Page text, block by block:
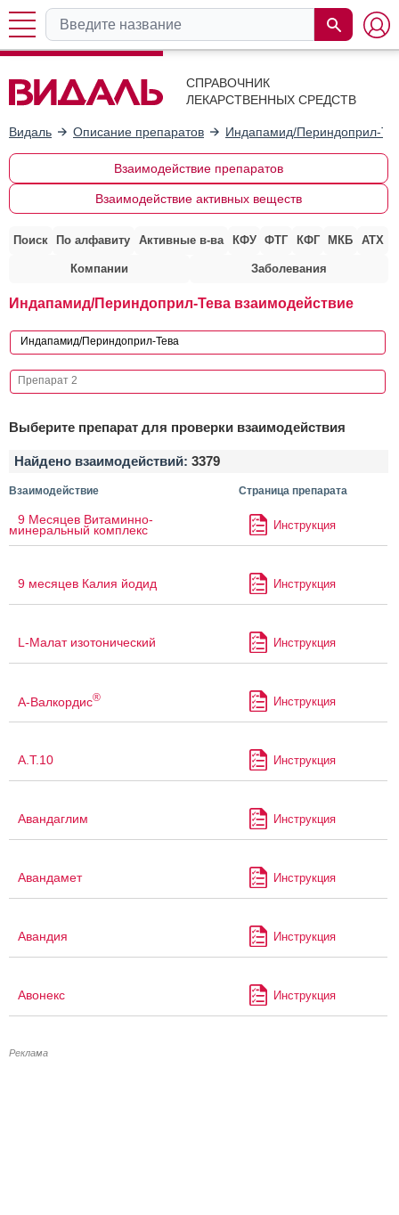
СПРАВОЧНИК
ЛЕКАРСТВЕННЫХ СРЕДСТВ
Видаль Описание препаратов Индапамид/Периндоприл-
Взаимодействие препаратов
Взаимодействие активных веществ
Поиск По алфавиту Активные в-ва КФУ ФТГ КФГ МКБ АТХ
Компании Заболевания
Индапамид/Периндоприл-Тева взаимодействие
Выберите препарат для проверки взаимодействия
Найдено взаимодействий: 3379
Взаимодействие Страница препарата
9 Месяцев Витаминно-
минеральный комплекс Инструкция
9 месяцев Калия йодид Инструкция
L-Малат изотонический Инструкция
А-Валкордис® Инструкция
А.Т.10 Инструкция
Авандаглим Инструкция
Авандамет Инструкция
Авандия Инструкция
Авонекс Инструкция
Реклама